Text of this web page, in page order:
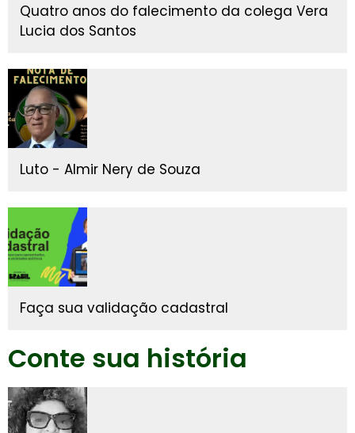
Quatro anos do falecimento da colega Vera
Lucia dos Santos
Luto - Almir Nery de Souza
Faça sua validação cadastral
Conte sua história